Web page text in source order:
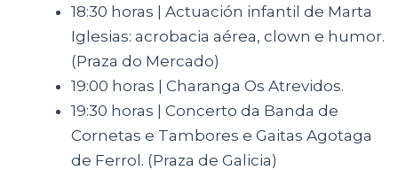
18:30 horas | Actuación infantil de Marta
Iglesias: acrobacia aérea, clown e humor.
(Praza do Mercado)
19:00 horas | Charanga Os Atrevidos.
19:30 horas | Concerto da Banda de
Cornetas e Tambores e Gaitas Agotaga
de Ferrol. (Praza de Galicia)